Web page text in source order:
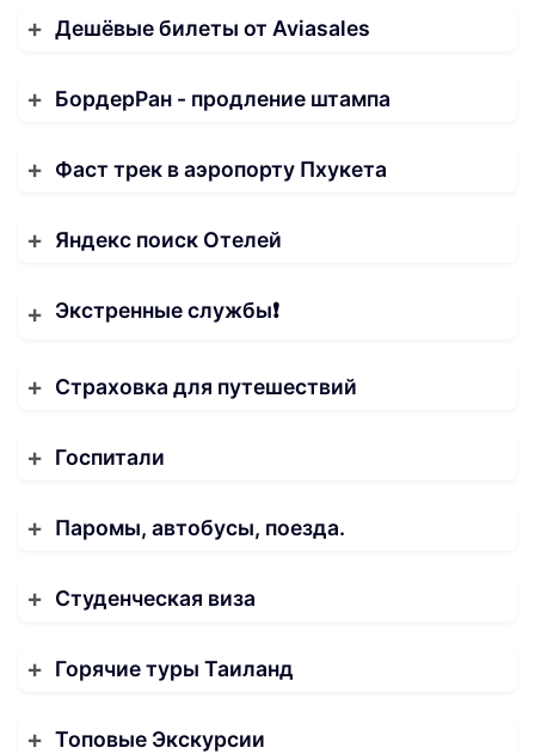
Дешёвые билеты от Aviasales
БордерРан - продление штампа
Фаст трек в аэропорту Пхукета
Яндекс поиск Отелей
Экстренные службы❗️
Страховка для путешествий
Госпитали
Паромы, автобусы, поезда.
Студенческая виза
Горячие туры Таиланд
Топовые Экскурсии